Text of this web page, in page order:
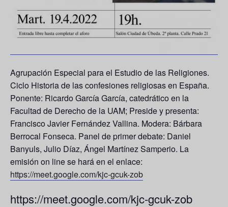
Agrupación Especial para el Estudio de las Religiones.
Ciclo Historia de las confesiones religiosas en España.
Ponente: Ricardo García García, catedrático en la
Facultad de Derecho de la UAM; Preside y presenta:
Francisco Javier Fernández Vallina. Modera: Bárbara
Berrocal Fonseca. Panel de primer debate: Daniel
Banyuls, Julio Díaz, Ángel Martínez Samperio. La
emisión on line se hará en el enlace:
https://meet.google.com/kjc-gcuk-zob
https://meet.google.com/kjc-gcuk-zob